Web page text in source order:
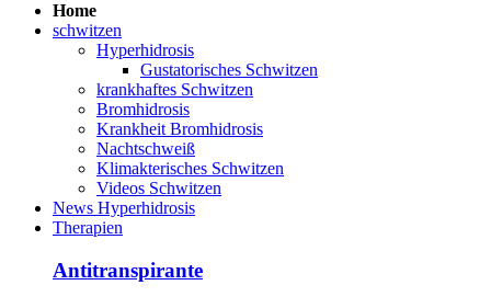
Home
schwitzen
Hyperhidrosis
Gustatorisches Schwitzen
krankhaftes Schwitzen
Bromhidrosis
Krankheit Bromhidrosis
Nachtschweiß
Klimakterisches Schwitzen
Videos Schwitzen
News Hyperhidrosis
Therapien
Antitranspirante